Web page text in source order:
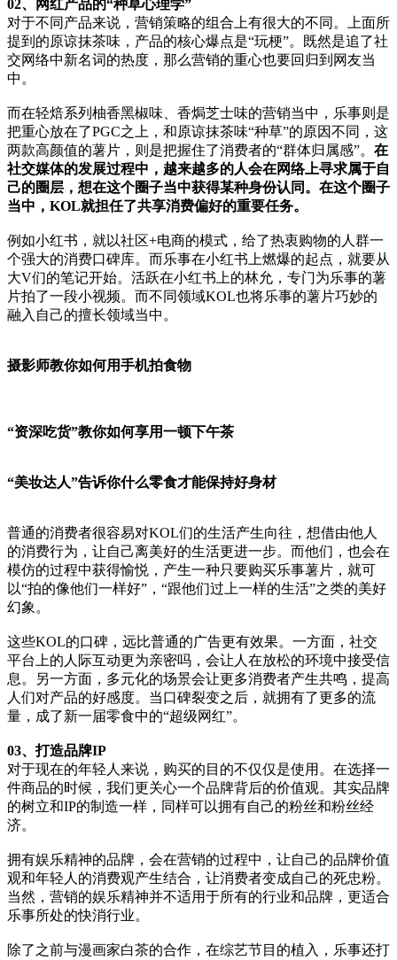
02、网红产品的“种草心理学”
对于不同产品来说，营销策略的组合上有很大的不同。上面所
提到的原谅抹茶味，产品的核心爆点是“玩梗”。既然是追了社
交网络中新名词的热度，那么营销的重心也要回归到网友当
中。
而在轻焙系列柚香黑椒味、香焗芝士味的营销当中，乐事则是
把重心放在了PGC之上，和原谅抹茶味“种草”的原因不同，这
两款高颜值的薯片，则是把握住了消费者的“群体归属感”。 在
社交媒体的发展过程中，越来越多的人会在网络上寻求属于自
己的圈层，想在这个圈子当中获得某种身份认同。在这个圈子
当中，KOL就担任了共享消费偏好的重要任务。
例如小红书，就以社区+电商的模式，给了热衷购物的人群一
个强大的消费口碑库。而乐事在小红书上燃爆的起点，就要从
大V们的笔记开始。活跃在小红书上的林允，专门为乐事的薯
片拍了一段小视频。而不同领域KOL也将乐事的薯片巧妙的
融入自己的擅长领域当中。
摄影师教你如何用手机拍食物
“资深吃货”教你如何享用一顿下午茶
“美妆达人”告诉你什么零食才能保持好身材
普通的消费者很容易对KOL们的生活产生向往，想借由他人
的消费行为，让自己离美好的生活更进一步。而他们，也会在
模仿的过程中获得愉悦，产生一种只要购买乐事薯片，就可
以“拍的像他们一样好”，“跟他们过上一样的生活”之类的美好
幻象。
这些KOL的口碑，远比普通的广告更有效果。一方面，社交
平台上的人际互动更为亲密吗，会让人在放松的环境中接受信
息。另一方面，多元化的场景会让更多消费者产生共鸣，提高
人们对产品的好感度。当口碑裂变之后，就拥有了更多的流
量，成了新一届零食中的“超级网红”。
03、打造品牌IP
对于现在的年轻人来说，购买的目的不仅仅是使用。在选择一
件商品的时候，我们更关心一个品牌背后的价值观。其实品牌
的树立和IP的制造一样，同样可以拥有自己的粉丝和粉丝经
济。
拥有娱乐精神的品牌，会在营销的过程中，让自己的品牌价值
观和年轻人的消费观产生结合，让消费者变成自己的死忠粉。
当然，营销的娱乐精神并不适用于所有的行业和品牌，更适合
乐事所处的快消行业。
除了之前与漫画家白茶的合作，在综艺节目的植入，乐事还打